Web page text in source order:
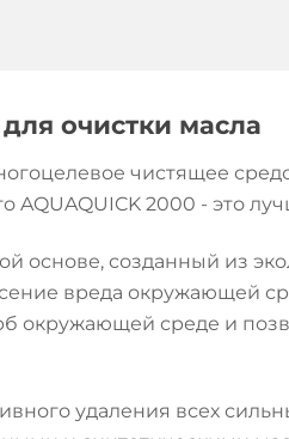
очистки масла
чистящее
AQUAQUICK 2000 - это
основе, созданный из
вреда окружающей
окружающей среде и
удаления всех